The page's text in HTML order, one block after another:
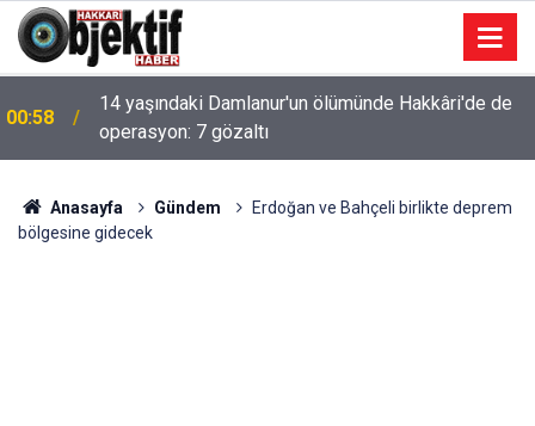
00:58
14 yaşındaki Damlanur'un ölümünde Hakkâri'de de
operasyon: 7 gözaltı
Anasayfa Gündem
Erdoğan ve Bahçeli birlikte deprem
bölgesine gidecek